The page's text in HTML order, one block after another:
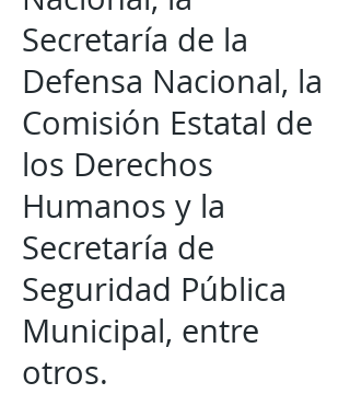
Secretaría de la
Defensa Nacional, la
Comisión Estatal de
los Derechos
Humanos y la
Secretaría de
Seguridad Pública
Municipal, entre
otros.